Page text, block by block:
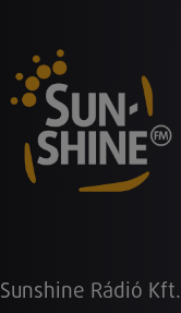
Sunshine Rádió Kft.